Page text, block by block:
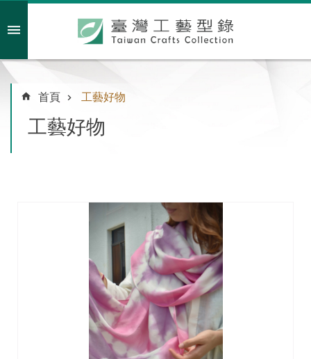
會員註冊/登入
首頁 工藝好物
工藝好物